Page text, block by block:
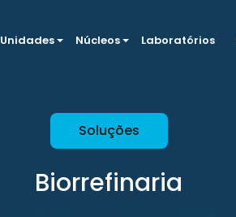
Unidades Núcleos Laboratórios
Soluções
Biorrefinaria